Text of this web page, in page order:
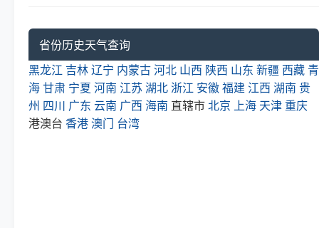
省份历史天气查询
黑龙江 吉林辽宁 内蒙古河北 山西 陕西 山东 新疆 西藏 青
海甘肃 宁夏 河南 江苏 湖北 浙江 安徽福建 江西 湖南 贵
州 四川 广东 云南 广西 海南 直辖市北京 上海 天津 重庆
港澳台 香港澳门 台湾